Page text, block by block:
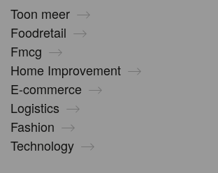
Toon meer
Foodretail
Fmcg
Home Improvement
E-commerce
Logistics
Fashion
Technology